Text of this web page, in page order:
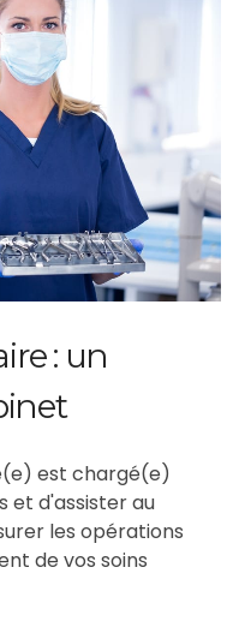
: un
est chargé(e)
et d'assister au
les opérations
de vos soins